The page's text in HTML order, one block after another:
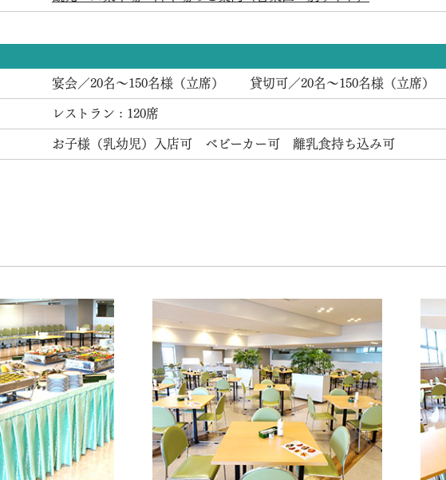
宴会／20名～150名様（立席） 貸切可／20名～150名様（立席）
レストラン : 120席
お子様（乳幼児）入店可 ベビーカー可 離乳食持ち込み可